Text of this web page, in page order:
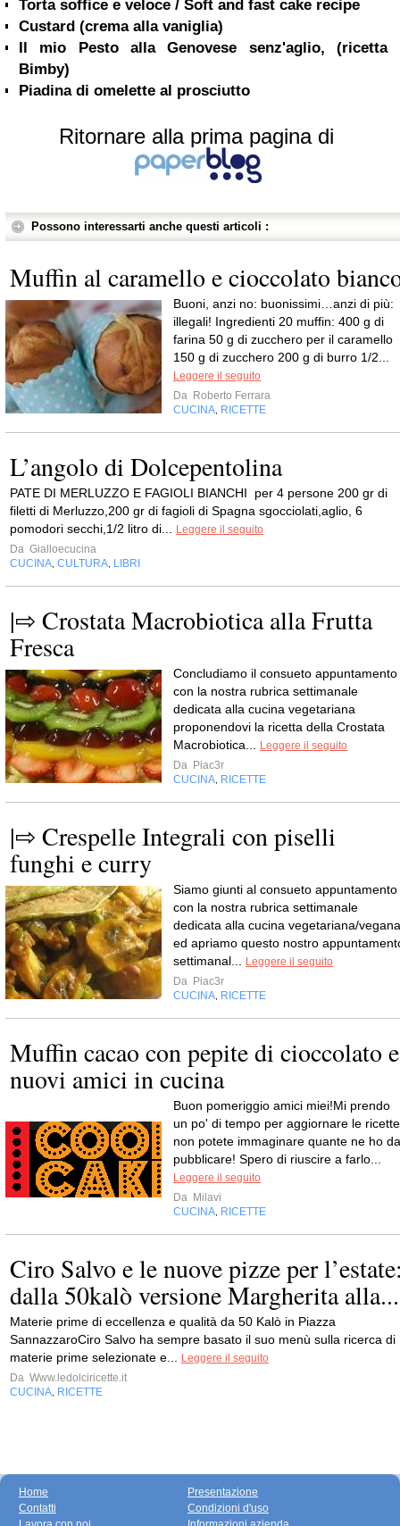
Torta soffice e veloce / Soft and fast cake recipe
Custard (crema alla vaniglia)
Il mio Pesto alla Genovese senz'aglio, (ricetta
Bimby)
Piadina di omelette al prosciutto
Ritornare alla prima pagina di
Possono interessarti anche questi articoli :
Muffin al caramello e cioccolato
Buoni, anzi no: buonissimi…anzi di più:
illegali! Ingredienti 20 muffin: 400 g di
farina 50 g di zucchero per il caramello
150 g di zucchero 200 g di burro 1/2...
Leggere il seguito
Da Roberto Ferrara
CUCINA RICETTE
L’angolo di Dolcepentolina
PATE DI MERLUZZO E FAGIOLI BIANCHI per 4 persone 200 gr di
filetti di Merluzzo,200 gr di fagioli di Spagna sgocciolati,aglio, 6
pomodori secchi,1/2 litro di...
Leggere il seguito
Da Gialloecucina
CUCINA CULTURA LIBRI
|⇨ Crostata Macrobiotica alla Frutta
Fresca
Concludiamo il consueto appuntamento
con la nostra rubrica settimanale
dedicata alla cucina vegetariana
proponendovi la ricetta della Crostata
Macrobiotica...
Leggere il seguito
Da Piac3r
CUCINA RICETTE
|⇨ Crespelle Integrali con piselli
funghi e curry
Siamo giunti al consueto appuntamento
con la nostra rubrica settimanale
dedicata alla cucina vegetariana/vegana
ed apriamo questo nostro
settimanal...
Leggere il seguito
Da Piac3r
CUCINA RICETTE
Muffin cacao con pepite di cioccolato e
nuovi amici in cucina
Buon pomeriggio amici miei!Mi prendo
un po' di tempo per aggiornare le
non potete immaginare quante ne ho da
pubblicare! Spero di riuscire a farlo...
Leggere il seguito
Da Milavi
CUCINA RICETTE
Ciro Salvo e le nuove pizze per
dalla 50kalò versione Margherita alla...
Materie prime di eccellenza e qualità da 50 Kalò in Piazza
SannazzaroCiro Salvo ha sempre basato il suo menù sulla ricerca di
materie prime selezionate e...
Leggere il seguito
Da Www.ledolciricette.it
CUCINA RICETTE
Home
Contatti
Presentazione
Condizioni d'uso